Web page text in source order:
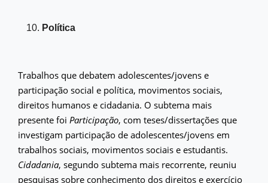
Política
Trabalhos que debatem adolescentes/jovens e
participação social e política, movimentos sociais,
direitos humanos e cidadania. O subtema mais
presente foi Participação, com teses/dissertações que
investigam participação de adolescentes/jovens em
trabalhos sociais, movimentos sociais e estudantis.
Cidadania, segundo subtema mais recorrente, reuniu
pesquisas sobre conhecimento dos direitos e exercício